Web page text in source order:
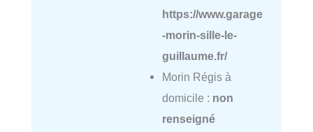
https://www.garage
-morin-sille-le-
guillaume.fr/
Morin Régis à
domicile : non
renseigné